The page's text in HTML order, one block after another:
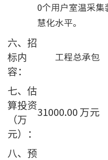
0个用户室温采
慧化水平。
六、招
标内
容：
工程总承包
七、估
算投资
（万
元）：
31000.00 万元
八、预